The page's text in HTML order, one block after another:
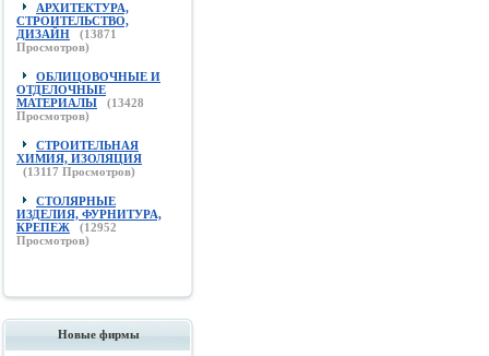
АРХИТЕКТУРА,
СТРОИТЕЛЬСТВО,
ДИЗАЙН
(13871
Просмотров)
ОБЛИЦОВОЧНЫЕ И
ОТДЕЛОЧНЫЕ
МАТЕРИАЛЫ
(13428
Просмотров)
СТРОИТЕЛЬНАЯ
ХИМИЯ, ИЗОЛЯЦИЯ
(13117 Просмотров)
СТОЛЯРНЫЕ
ИЗДЕЛИЯ, ФУРНИТУРА,
КРЕПЕЖ
(12952
Просмотров)
Новые фирмы